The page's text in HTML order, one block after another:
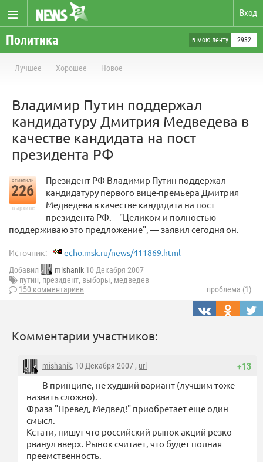
Вход
Политика в мою ленту 2932
Лучшее Хорошее Новое
Владимир Путин поддержал
кандидатуру Дмитрия Медведева в
качестве кандидата на пост
президента РФ
отметили
226
в архиве
Президент РФ Владимир Путин поддержал
кандидатуру первого вице-премьера Дмитрия
Медведева в качестве кандидата на пост
президента РФ. _ "Целиком и полностью
поддерживаю это предложение", — заявил сегодня он.
Источник: echo.msk.ru/news/411869.html
Добавил mishanik 10 Декабря 2007
путин, президент, выборы, медведев
150 комментариев
проблема (1)
Комментарии участников:
+13
mishanik, 10 Декабря 2007 , url
В принципе, не худший вариант (лучшим тоже
назвать сложно).
Фраза "Превед, Медвед!" приобретает еще один
смысл.
Кстати, пишут что российский рынок акций резко
рванул вверх. Рынок считает, что будет полная
преемственность.